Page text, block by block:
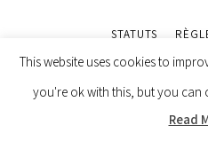
STATUTS
© 2022 ASSOCIATION VAROISE
BY
This website uses cookies to
you're ok with this, but you can
Read